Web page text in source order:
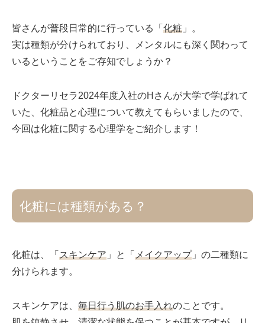
皆さんが普段日常的に行っている「 化粧 」。
実は種類が分けられており、メンタルにも深く関わって
いるということをご存知でしょうか？
ドクターリセラ2024年度入社のHさんが大学で学ばれて
いた、化粧品と心理について教えてもらいましたので、
今回は化粧に関する心理学をご紹介します！
化粧には種類がある？
化粧は、「 スキンケア 」と「 メイクアップ」の二種類に
分けられます。
スキンケアは、 毎日行う肌のお手入れのことです。